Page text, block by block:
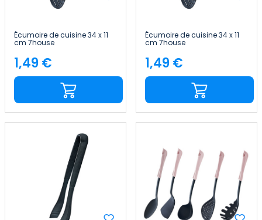
Écumoire de cuisine 34 x 11
cm 7house
Price
1,49 €
Écumoire de cuisine 34 x 11
cm 7house
Price
1,49 €